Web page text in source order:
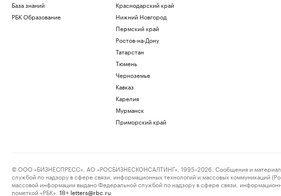
База знаний
РБК Образование
Краснодарский край
Нижний Новгород
Пермский край
Ростов-на-Дону
Татарстан
Тюмень
Черноземье
Кавказ
Карелия
Мурманск
Приморский край
© ООО «БИЗНЕСПРЕСС», АО «РОСБИЗНЕСКОНСАЛТИНГ», 1995–2026. Сообщения и материалы
службой по надзору в сфере связи, информационных технологий и массовых коммуникаций
массовой информации выдано Федеральной службой по надзору в сфере связи,
пометкой «РБК».
18+ letters@rbc.ru